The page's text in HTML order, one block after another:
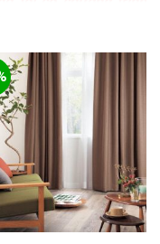
sản phẩm rèm vải
ưu điểm
vải khác nhưng vẫn
tia UV và cách nhiệt
dệt sắc sảo, họa tiết